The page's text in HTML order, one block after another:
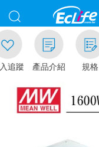
蹤 產品介紹 規格